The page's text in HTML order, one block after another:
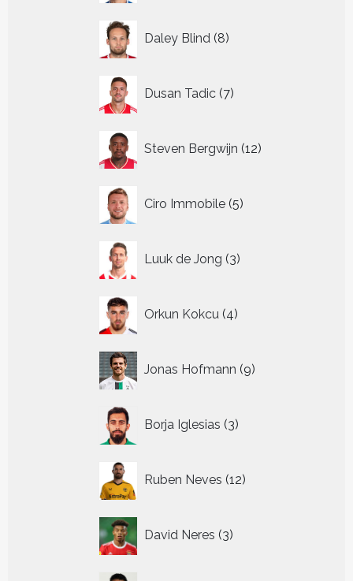
Daley Blind 8
producten
Dusan Tadic 7
producten
Steven Bergwijn 12
producten
Ciro Immobile 5
producten
Luuk de Jong 3
producten
Orkun Kokcu 4
producten
Jonas Hofmann 9
producten
Borja Iglesias 3
producten
Ruben Neves 12
producten
David Neres 3
producten